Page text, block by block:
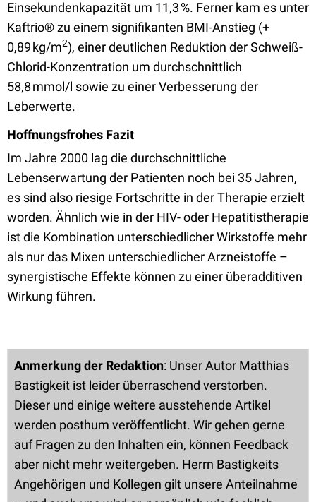
Einsekundenkapazität um 11,3 %. Ferner kam es unter
Kaftrio® zu einem signifikanten BMI-Anstieg (+
0,89 kg/m2), einer deutlichen Reduktion der Schweiß-
Chlorid-Konzentration um durchschnittlich
58,8 mmol/l sowie zu einer Verbesserung der
Leberwerte.
Hoffnungsfrohes Fazit
Im Jahre 2000 lag die durchschnittliche
Lebenserwartung der Patienten noch bei 35 Jahren,
es sind also riesige Fortschritte in der Therapie erzielt
worden. Ähnlich wie in der HIV- oder Hepatitistherapie
ist die Kombination unterschiedlicher Wirkstoffe mehr
als nur das Mixen unterschiedlicher Arzneistoffe –
synergistische Effekte können zu einer überadditiven
Wirkung führen.
Anmerkung der Redaktion: Unser Autor Matthias
Bastigkeit ist leider überraschend verstorben.
Dieser und einige weitere ausstehende Artikel
werden posthum veröffentlicht. Wir gehen gerne
auf Fragen zu den Inhalten ein, können Feedback
aber nicht mehr weitergeben. Herrn Bastigkeits
Angehörigen und Kollegen gilt unsere Anteilnahme